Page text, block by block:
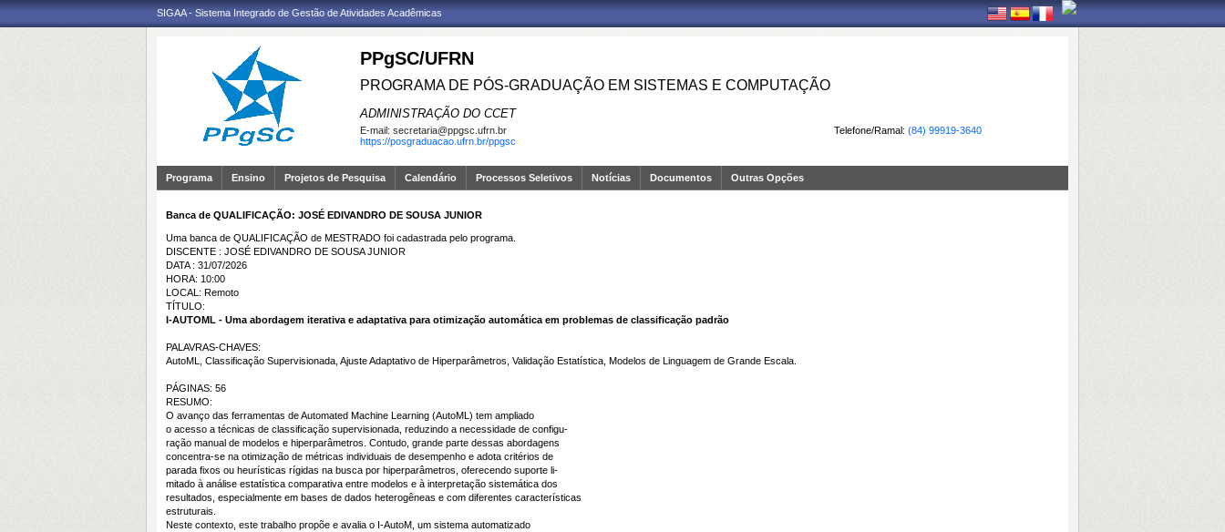
SIGAA - Sistema Integrado de Gestão de Atividades Acadêmicas
PPgSC/UFRN
PROGRAMA DE PÓS-GRADUAÇÃO EM SISTEMAS E COMPUTAÇÃO
ADMINISTRAÇÃO DO CCET
Telefone/Ramal: (84) 99919-3640
E-mail: secretaria@ppgsc.ufrn.br
https://posgraduacao.ufrn.br/ppgsc
Programa Ensino Projetos de Pesquisa Calendário Processos Seletivos Notícias Documentos Outras Opções
Banca de QUALIFICAÇÃO: JOSÉ EDIVANDRO DE SOUSA JUNIOR
Uma banca de QUALIFICAÇÃO de MESTRADO foi cadastrada pelo programa.
DISCENTE : JOSÉ EDIVANDRO DE SOUSA JUNIOR
DATA : 31/07/2026
HORA: 10:00
LOCAL: Remoto
TÍTULO:
I-AUTOML - Uma abordagem iterativa e adaptativa para otimização automática em problemas de classificação padrão
PALAVRAS-CHAVES:
AutoML, Classificação Supervisionada, Ajuste Adaptativo de Hiperparâmetros, Validação Estatística, Modelos de Linguagem de Grande Escala.
PÁGINAS: 56
RESUMO:
O avanço das ferramentas de Automated Machine Learning (AutoML) tem ampliado
o acesso a técnicas de classificação supervisionada, reduzindo a necessidade de configu-
ração manual de modelos e hiperparâmetros. Contudo, grande parte dessas abordagens
concentra-se na otimização de métricas individuais de desempenho e adota critérios de
parada fixos ou heurísticas rígidas na busca por hiperparâmetros, oferecendo suporte li-
mitado à análise estatística comparativa entre modelos e à interpretação sistemática dos
resultados, especialmente em bases de dados heterogêneas e com diferentes características
estruturais.
Neste contexto, este trabalho propõe e avalia o I-AutoM, um sistema automatizado